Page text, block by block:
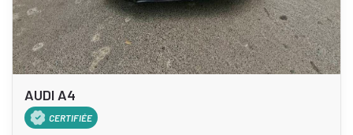
AUDI A4
CERTIFIÉE